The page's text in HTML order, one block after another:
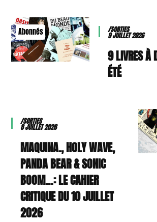
Abonnés /SORTIES
9 JUILLET 2026
9 LIVRES À
ÉTÉ
/SORTIES
8 JUILLET 2026
MAQUINA., HOLY WAVE,
PANDA BEAR & SONIC
BOOM…: LE CAHIER
CRITIQUE DU 10 JUILLET
2026